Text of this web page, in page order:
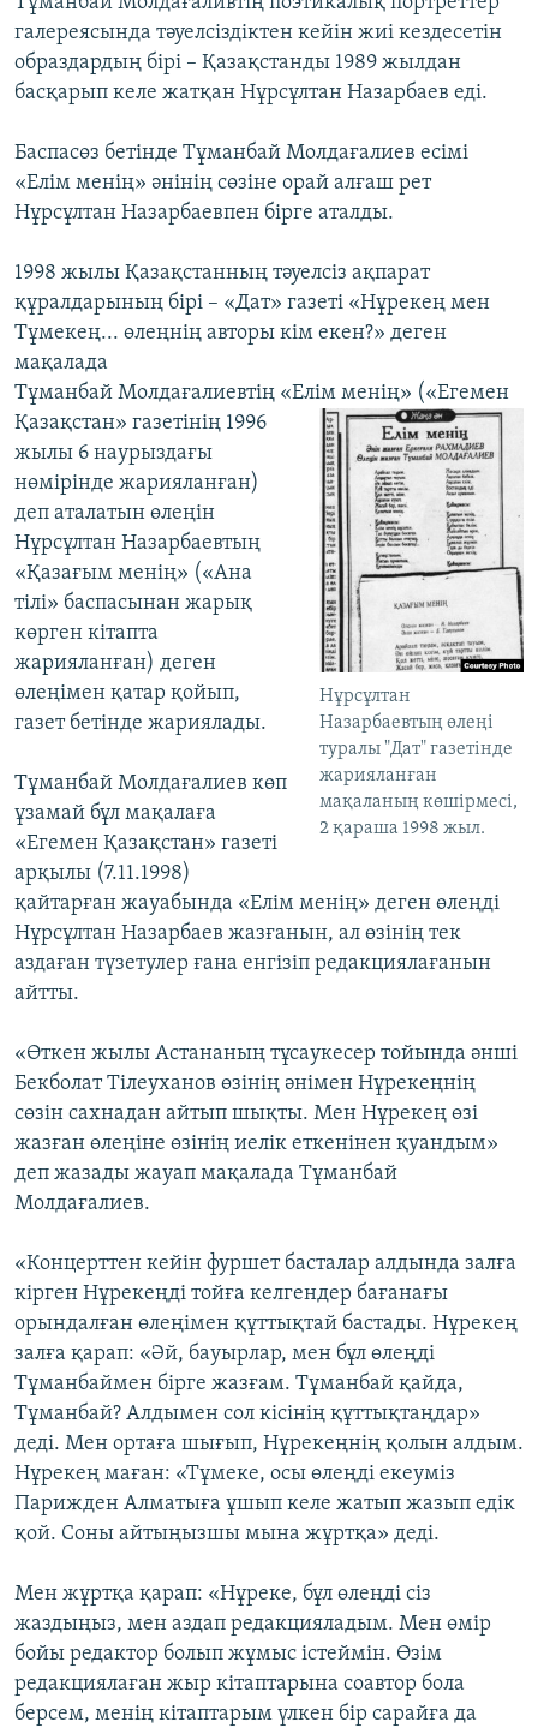
галереясында тәуелсіздіктен кейін жиі кездесетін
образдардың бірі – Қазақстанды 1989 жылдан
басқарып келе жатқан Нұрсұлтан Назарбаев еді.
Баспасөз бетінде Тұманбай Молдағалиев есімі
«Елім менің» әнінің сөзіне орай алғаш рет
Нұрсұлтан Назарбаевпен бірге аталды.
1998 жылы Қазақстанның тәуелсіз ақпарат
құралдарының бірі – «Дат» газеті «Нұрекең мен
Тұмекең... өлеңнің авторы кім екен?» деген
мақалада
Тұманбай Молдағалиевтің «Елім менің» («Егемен
Қазақстан» газетінің
Нұрсұлтан
Назарбаевтың өлеңі
туралы "Дат" газетінде
жарияланған
мақаланың көшірмесі,
2 қараша 1998 жыл.
1996
жылы 6 наурыздағы
нөмірінде жарияланған)
деп аталатын өлеңін
Нұрсұлтан Назарбаевтың
«Қазағым менің» («Ана
тілі» баспасынан жарық
көрген кітапта
жарияланған) деген
өлеңімен қатар қойып,
газет бетінде жариялады.
Тұманбай Молдағалиев көп
ұзамай бұл мақалаға
«Егемен Қазақстан» газеті
арқылы (7.11.1998)
қайтарған жауабында «Елім менің» деген өлеңді
Нұрсұлтан Назарбаев жазғанын, ал өзінің тек
аздаған түзетулер ғана енгізіп редакциялағанын
айтты.
«Өткен жылы Астананың тұсаукесер тойында әнші
Бекболат Тілеуханов өзінің әнімен Нұрекеңнің
сөзін сахнадан айтып шықты. Мен Нұрекең өзі
жазған өлеңіне өзінің иелік еткенінен қуандым»
деп жазады жауап мақалада Тұманбай
Молдағалиев.
«Концерттен кейін фуршет басталар алдында залға
кірген Нұрекеңді тойға келгендер бағанағы
орындалған өлеңімен құттықтай бастады. Нұрекең
залға қарап: «Әй, бауырлар, мен бұл өлеңді
Тұманбаймен бірге жазғам. Тұманбай қайда,
Тұманбай? Алдымен сол кісінің құттықтаңдар»
деді. Мен ортаға шығып, Нұрекеңнің қолын алдым.
Нұрекең маған: «Тұмеке, осы өлеңді екеуміз
Парижден Алматыға ұшып келе жатып жазып едік
қой. Соны айтыңызшы мына жұртқа» деді.
Мен жұртқа қарап: «Нұреке, бұл өлеңді сіз
жаздыңыз, мен аздап редакцияладым. Мен өмір
бойы редактор болып жұмыс істеймін. Өзім
редакциялаған жыр кітаптарына соавтор бола
берсем, менің кітаптарым үлкен бір сарайға да